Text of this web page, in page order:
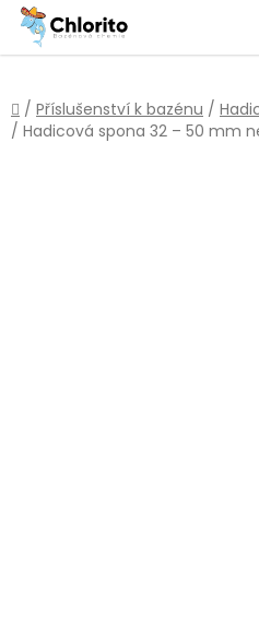
Přejít
obsah
Domů
/ Příslušenství k bazénu /
/ Hadicová spona 32 – 50 mm